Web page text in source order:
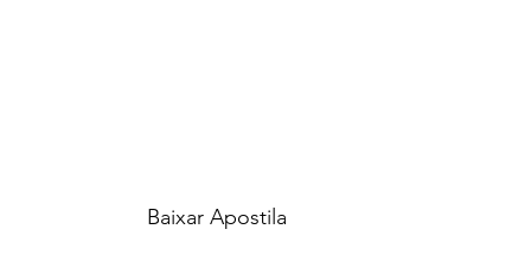
     Baixar Apostila